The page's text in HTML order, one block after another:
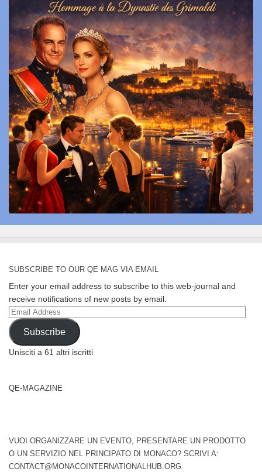
SUBSCRIBE TO OUR QE MAG VIA EMAIL
Enter your email address to subscribe to this web-journal and
receive notifications of new posts by email.
Email
Address
Subscribe
Unisciti a 61 altri iscritti
QE-MAGAZINE
VUOI ORGANIZZARE UN EVENTO, PRESENTARE UN PRODOTTO
O UN SERVIZIO NEL PRINCIPATO DI MONACO? SCRIVI A:
CONTACT@MONACOINTERNATIONALHUB.ORG